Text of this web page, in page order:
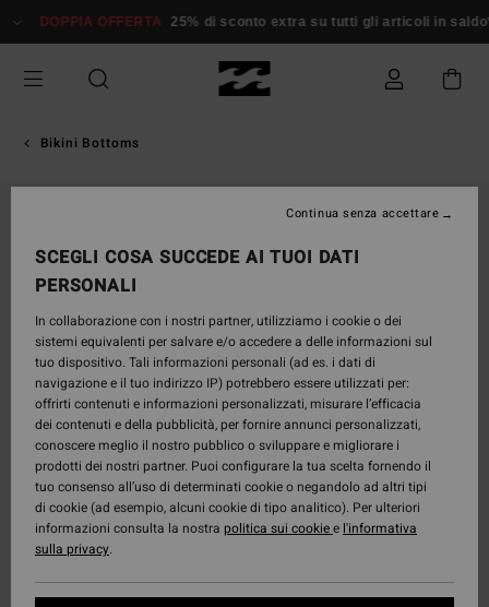
alle
prodotto
DOPPIA OFFERTA 25% di sconto extra su tutti gli articoli in saldo*
Bikini Bottoms
SCEGLI COSA SUCCEDE AI TUOI DATI
PERSONALI
In collaborazione con i nostri partner, utilizziamo i cookie o dei
sistemi equivalenti per salvare e/o accedere a delle informazioni sul
tuo dispositivo. Tali informazioni personali (ad es. i dati di
navigazione e il tuo indirizzo IP) potrebbero essere utilizzati per:
offrirti contenuti e informazioni personalizzati, misurare l’efficacia
dei contenuti e della pubblicità, per fornire annunci personalizzati,
conoscere meglio il nostro pubblico o sviluppare e migliorare i
prodotti dei nostri partner. Puoi configurare la tua scelta fornendo il
tuo consenso all’uso di determinati cookie o negandolo ad altri tipi
di cookie (ad esempio, alcuni cookie di tipo analitico). Per ulteriori
informazioni consulta la nostra politica sui cookiee l'informativa
sulla privacy.
Continua senza accettare